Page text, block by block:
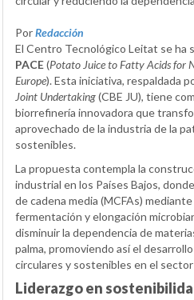
PorRedacción
El Centro Tecnológico Leitat se ha
PACE(Potato Juice to Fatty Acids for
Europe). Esta iniciativa, respaldada
Joint Undertaking(CBE JU), tiene
biorrefinería innovadora que
aprovechado de la industria de la
sostenibles.
La propuesta contempla la
industrial en los Países Bajos,
de cadena media (MCFAs)
fermentación y elongación
disminuir la dependencia de
palma, promoviendo así el
circulares y sostenibles en el
Liderazgo en